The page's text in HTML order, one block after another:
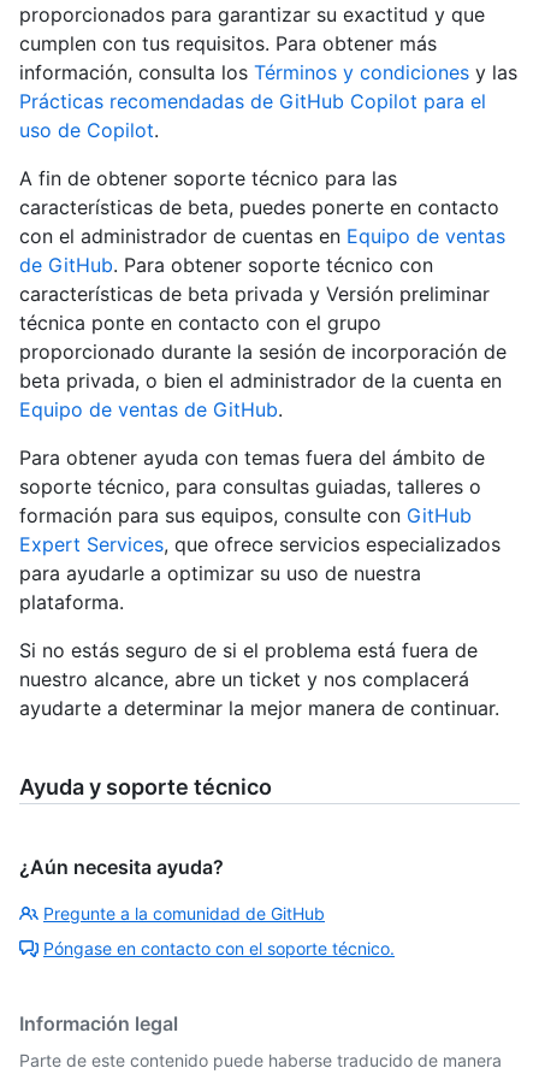
proporcionados para garantizar su exactitud y que
cumplen con tus requisitos. Para obtener más
información, consulta los Términos y condiciones y las
Prácticas recomendadas de GitHub Copilot para el
uso de Copilot.
A fin de obtener soporte técnico para las
características de beta, puedes ponerte en contacto
con el administrador de cuentas en Equipo de ventas
de GitHub. Para obtener soporte técnico con
características de beta privada y Versión preliminar
técnica ponte en contacto con el grupo
proporcionado durante la sesión de incorporación de
beta privada, o bien el administrador de la cuenta en
Equipo de ventas de GitHub.
Para obtener ayuda con temas fuera del ámbito de
soporte técnico, para consultas guiadas, talleres o
formación para sus equipos, consulte con GitHub
Expert Services, que ofrece servicios especializados
para ayudarle a optimizar su uso de nuestra
plataforma.
Si no estás seguro de si el problema está fuera de
nuestro alcance, abre un ticket y nos complacerá
ayudarte a determinar la mejor manera de continuar.
Ayuda y soporte técnico
¿Aún necesita ayuda?
Pregunte a la comunidad de GitHub
Póngase en contacto con el soporte técnico.
Información legal
Parte de este contenido puede haberse traducido de manera